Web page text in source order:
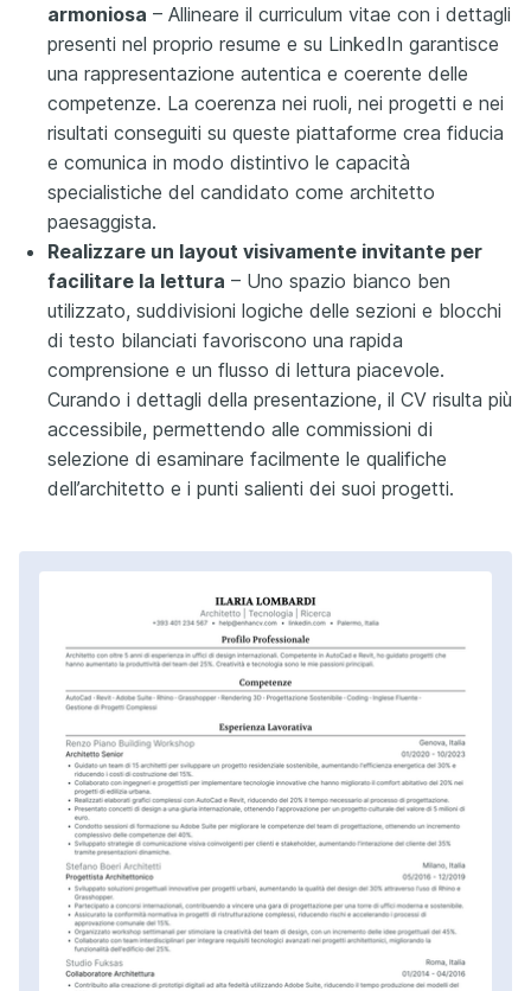
armoniosa – Allineare il curriculum vitae con i dettagli
presenti nel proprio resume e su LinkedIn garantisce
una rappresentazione autentica e coerente delle
competenze. La coerenza nei ruoli, nei progetti e nei
risultati conseguiti su queste piattaforme crea fiducia
e comunica in modo distintivo le capacità
specialistiche del candidato come architetto
paesaggista.
Realizzare un layout visivamente invitante per
facilitare la lettura – Uno spazio bianco ben
utilizzato, suddivisioni logiche delle sezioni e blocchi
di testo bilanciati favoriscono una rapida
comprensione e un flusso di lettura piacevole.
Curando i dettagli della presentazione, il CV risulta più
accessibile, permettendo alle commissioni di
selezione di esaminare facilmente le qualifiche
dell’architetto e i punti salienti dei suoi progetti.